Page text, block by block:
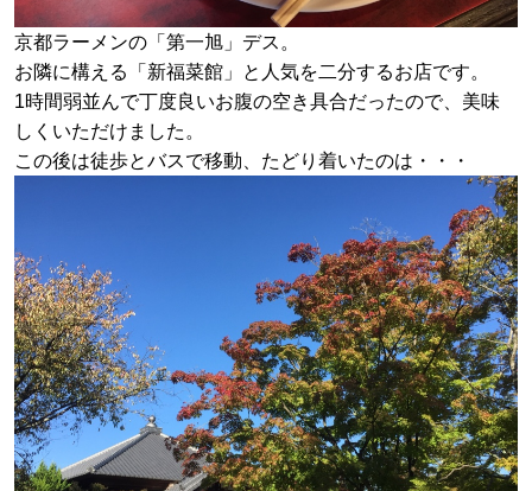
京都ラーメンの「第一旭」デス。
お隣に構える「新福菜館」と人気を二分するお店です。
1時間弱並んで丁度良いお腹の空き具合だったので、美味
しくいただけました。
この後は徒歩とバスで移動、たどり着いたのは・・・